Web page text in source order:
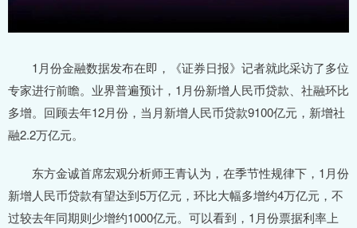
1月份金融数据发布在即，《证券日报》记者就此采访了多位
专家进行前瞻。业界普遍预计，1月份新增人民币贷款、社融环比
多增。回顾去年12月份，当月新增人民币贷款9100亿元，新增社
融2.2万亿元。
东方金诚首席宏观分析师王青认为，在季节性规律下，1月份
新增人民币贷款有望达到5万亿元，环比大幅多增约4万亿元，不
过较去年同期则少增约1000亿元。可以看到，1月份票据利率上